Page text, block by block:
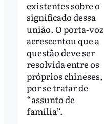
existentes sobre o
significado dessa
união. O porta-voz
acrescentou que a
questão deve ser
resolvida entre os
próprios chineses,
por se tratar de
“assunto de
família”.